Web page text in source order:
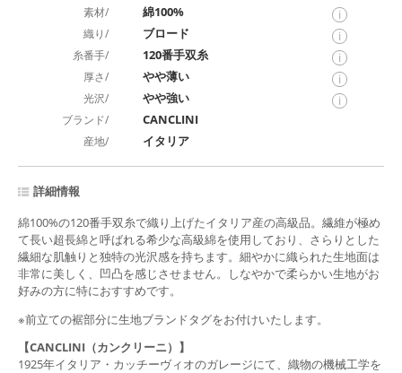
素材/ 綿100% i
織り/ ブロード i
糸番手/ 120番手双糸 i
厚さ/ やや薄い i
光沢/ やや強い i
ブランド/ CANCLINI
産地/ イタリア
詳細情報
綿100%の120番手双糸で織り上げたイタリア産の高級品。繊維が極め
て長い超長綿と呼ばれる希少な高級綿を使用しており、さらりとした
繊細な肌触りと独特の光沢感を持ちます。細やかに織られた生地面は
非常に美しく、凹凸を感じさせません。しなやかで柔らかい生地がお
好みの方に特におすすめです。
※前立ての裾部分に生地ブランドタグをお付けいたします。
【CANCLINI（カンクリーニ）】
1925年イタリア・カッチーヴィオのガレージにて、織物の機械工学を